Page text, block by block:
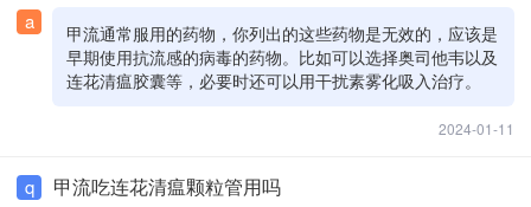
a
甲流通常服用的药物，你列出的这些药物是无效的，应该是
早期使用抗流感的病毒的药物。比如可以选择奥司他韦以及
连花清瘟胶囊等，必要时还可以用干扰素雾化吸入治疗。
2024-01-11
q 甲流吃连花清瘟颗粒管用吗